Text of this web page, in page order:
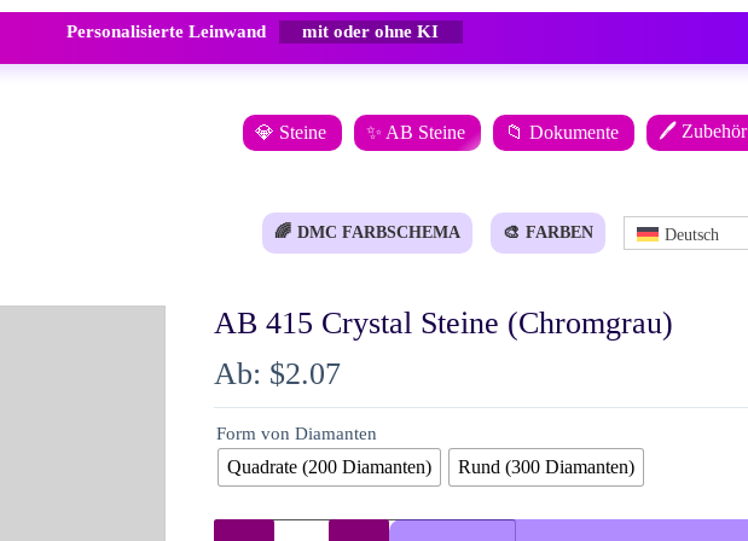
Personalisierte Leinwand mit oder ohne KI
💎 Steine ✨ AB Steine 📁 Dokumente 🖊️ Zubehör
🌈 DMC FARBSCHEMA 🎨 FARBEN Deutsch
AB 415 Crystal Steine (Chromgrau)
Ab: $2.07
Form von Diamanten
Quadrate (200 Diamanten) Rund (300 Diamanten)
AB